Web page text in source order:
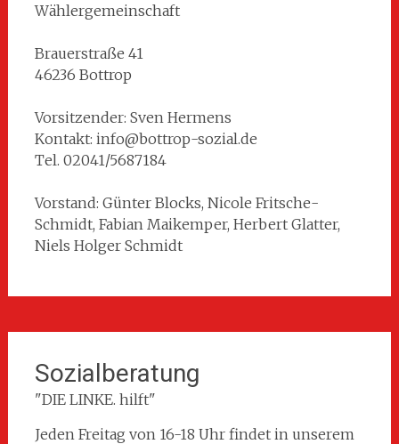
Wählergemeinschaft
Brauerstraße 41
46236 Bottrop
Vorsitzender: Sven Hermens
Kontakt: info@bottrop-sozial.de
Tel. 02041/5687184
Vorstand: Günter Blocks, Nicole Fritsche-
Schmidt, Fabian Maikemper, Herbert Glatter,
Niels Holger Schmidt
Sozialberatung
"DIE LINKE. hilft"
Jeden Freitag von 16-18 Uhr findet in unserem